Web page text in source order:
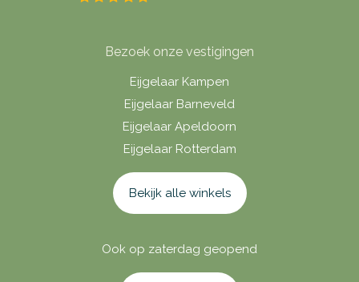
Bezoek onze vestigingen
Eijgelaar Kampen
Eijgelaar Barneveld
Eijgelaar Apeldoorn
Eijgelaar Rotterdam
Bekijk alle winkels
Ook op zaterdag geopend